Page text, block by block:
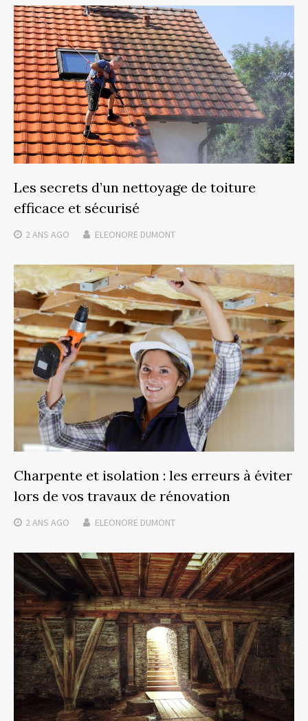
Les secrets d’un nettoyage de toiture
efficace et sécurisé
2 ANS AGO ELEONORE DUMONT
Charpente et isolation : les erreurs à éviter
lors de vos travaux de rénovation
2 ANS AGO ELEONORE DUMONT